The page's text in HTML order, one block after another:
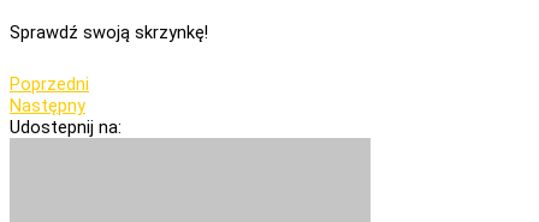
Sprawdź swoją skrzynkę!
Poprzedni
Następny
Udostepnij na: